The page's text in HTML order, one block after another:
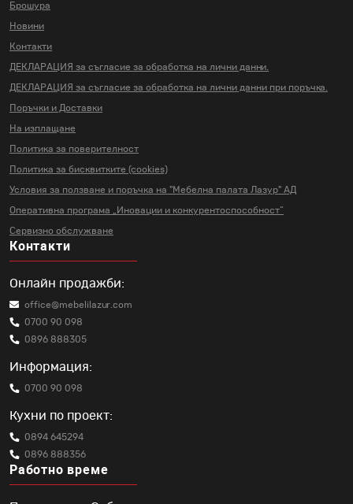
Брошура
Новини
Контакти
ДЕКЛАРАЦИЯ за съгласие за обработка на лични данни.
ДЕКЛАРАЦИЯ за съгласие за обработка на лични данни при поръчка.
Поръчки и Доставки
На изплащане
Политика за поверителност
Политика за бисквитките (cookies)
Условия за ползване и поръчка на "Мебелна палата Лазур" АД
Оперативна програма „Иновации и конкурентоспособност“
Сервизно обслужване
Контакти
Онлайн продажби:
office@mebelilazur.com
0700 90 098
0896 888305
Информация:
0700 90 098
Кухни по проект:
0894 645294
0896 888356
Работно време